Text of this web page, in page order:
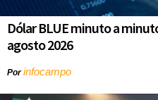
Dólar BLUE minuto a
agosto 2026
Porinfocampo